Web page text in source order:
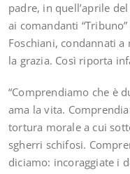
padre, in quell’aprile
ai comandanti
Foschiani, condannati
la grazia. Così riporta
“Comprendiamo che è
ama la vita.
tortura morale a cui
sgherri schifosi.
diciamo: incoraggiate i